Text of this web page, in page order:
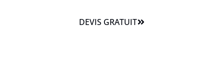
DEVIS GRATUIT